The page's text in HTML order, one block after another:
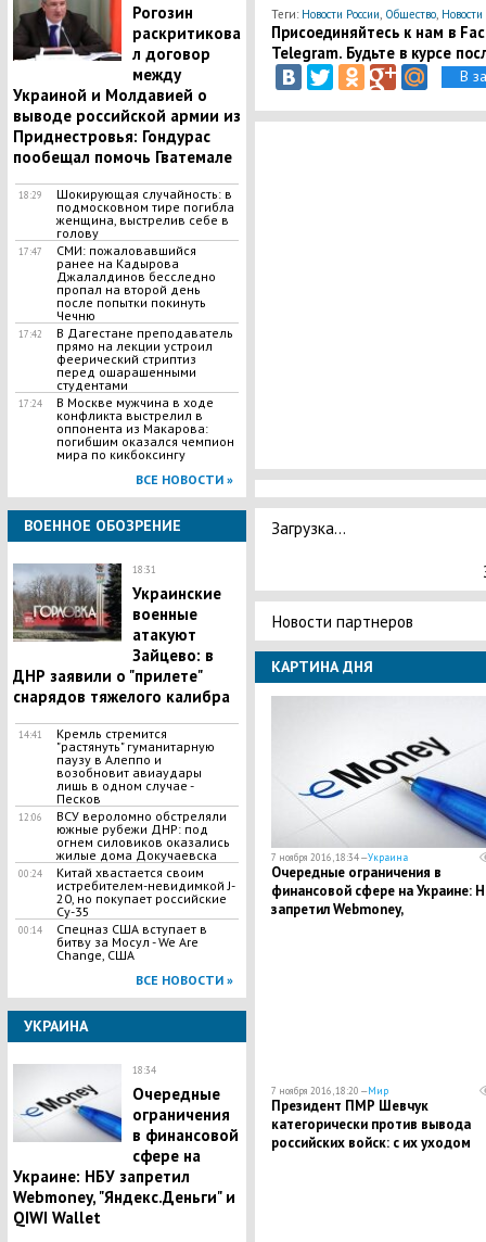
Рогозин
раскритикова
л договор
между
Украиной и Молдавией о
выводе российской армии из
Приднестровья: Гондурас
пообещал помочь Гватемале
18:29
Шокирующая случайность: в
подмосковном тире погибла
женщина, выстрелив себе в
голову
17:47
СМИ: пожаловавшийся
ранее на Кадырова
Джалалдинов бесследно
пропал на второй день
после попытки покинуть
Чечню
17:42
В Дагестане преподаватель
прямо на лекции устроил
феерический стриптиз
перед ошарашенными
студентами
17:24
В Москве мужчина в ходе
конфликта выстрелил в
оппонента из Макарова:
погибшим оказался чемпион
мира по кикбоксингу
ВСЕ НОВОСТИ »
ВОЕННОЕ ОБОЗРЕНИЕ
18:31
Украинские
военные
атакуют
Зайцево: в
ДНР заявили о "прилете"
снарядов тяжелого калибра
14:41
Кремль стремится
"растянуть" гуманитарную
паузу в Алеппо и
возобновит авиаудары
лишь в одном случае -
Песков
12:06
ВСУ вероломно обстреляли
южные рубежи ДНР: под
огнем силовиков оказались
жилые дома Докучаевска
00:24
Китай хвастается своим
истребителем-невидимкой J-
20, но покупает российские
Су-35
00:14
​Спецназ США вступает в
битву за Мосул - We Are
Change, США
ВСЕ НОВОСТИ »
УКРАИНА
18:34
Очередные
ограничения
в финансовой
сфере на
Украине: НБУ запретил
Webmoney, "Яндекс.Деньги" и
QIWI Wallet
Теги: Новости России, Общество,
Присоединяйтесь к нам в
Telegram. Будьте в курсе
В
Загрузка...
Новости партнеров
КАРТИНА ДНЯ
7 ноября 2016, 18:34 —Украина
Очередные ограничения в
финансовой сфере на Украине:
запретил Webmoney,
7 ноября 2016, 18:20 —Мир
Президент ПМР Шевчук
категорически против вывода
российских войск: с их уходом